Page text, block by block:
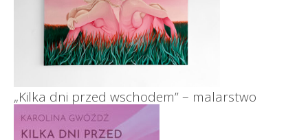
„Kilka dni przed wschodem” – malarstwo